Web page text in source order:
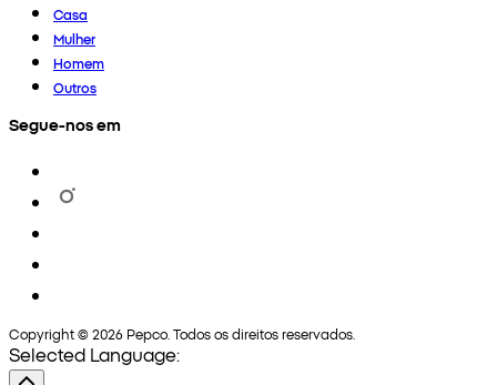
Casa
Mulher
Homem
Outros
Segue-nos em
Copyright © 2026 Pepco. Todos os direitos reservados.
Selected Language: